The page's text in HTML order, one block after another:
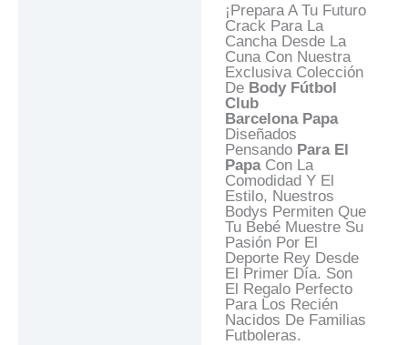
¡Prepara A Tu Futuro
Crack Para La
Cancha Desde La
Cuna Con Nuestra
Exclusiva Colección
De Body Fútbol
Club
Barcelona Papa
Diseñados
Pensando Para El
PapaCon La
Comodidad Y El
Estilo, Nuestros
Bodys Permiten Que
Tu Bebé Muestre Su
Pasión Por El
Deporte Rey Desde
El Primer Día. Son
El Regalo Perfecto
Para Los Recién
Nacidos De Familias
Futboleras.